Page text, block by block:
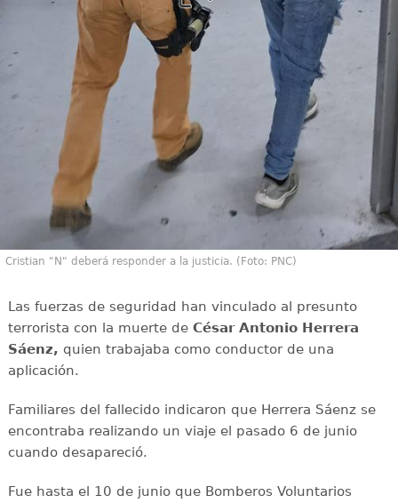
Cristian "N" deberá responder a la justicia. (Foto: PNC)
Las fuerzas de seguridad han vinculado al presunto
terrorista con la muerte de César Antonio Herrera
Sáenz, quien trabajaba como conductor de una
aplicación.
Familiares del fallecido indicaron que Herrera Sáenz se
encontraba realizando un viaje el pasado 6 de junio
cuando desapareció.
Fue hasta el 10 de junio que Bomberos Voluntarios